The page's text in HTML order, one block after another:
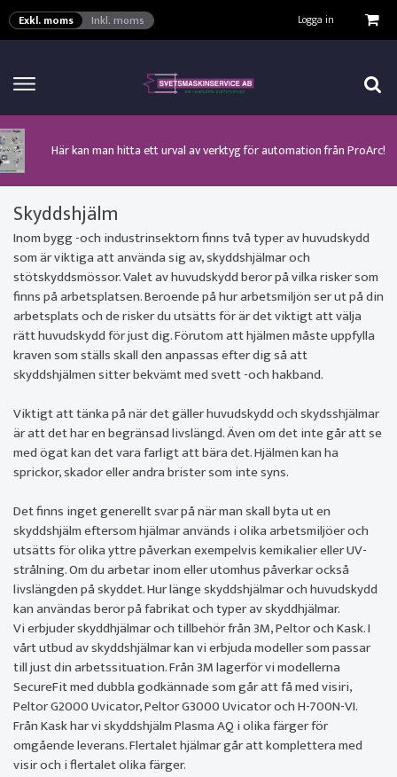
Exkl. moms Inkl. moms Logga in
Klicka här för att se alla våra nuvarande kampanjer!
Här kan man hitta ett urval av verktyg för automation från ProArc!
Nyhet! Lägesställare, rullbockar och längdsvets från ProArc!
Nyhet! Tig-svets från Esab, Rogue ET 230iP AC/DC!
Nyhet! Tig-svets Minarc T 223 AC/DC från Kemppi!
Nyhet! Nya PAPR-enheten från ESAB EPR-X1.1!
Nyhet! MinarcMig 190 Auto och MinarcMig 220 Auto från Kemppi!
Skyddshjälm
Inom bygg -och industrinsektorn finns två typer av huvudskydd
som är viktiga att använda sig av, skyddshjälmar och
stötskyddsmössor. Valet av huvudskydd beror på vilka risker som
finns på arbetsplatsen. Beroende på hur arbetsmiljön ser ut på din
arbetsplats och de risker du utsätts för är det viktigt att välja
rätt huvudskydd för just dig. Förutom att hjälmen måste uppfylla
kraven som ställs skall den anpassas efter dig så att
skyddshjälmen sitter bekvämt med svett -och hakband.
Viktigt att tänka på när det gäller huvudskydd och skydsshjälmar
är att det har en begränsad livslängd. Även om det inte går att se
med ögat kan det vara farligt att bära det. Hjälmen kan ha
sprickor, skador eller andra brister som inte syns.
Det finns inget generellt svar på när man skall byta ut en
skyddshjälm eftersom hjälmar används i olika arbetsmiljöer och
utsätts för olika yttre påverkan exempelvis kemikalier eller UV-
strålning. Om du arbetar inom eller utomhus påverkar också
livslängden på skyddet. Hur länge skyddshjälmar och huvudskydd
kan användas beror på fabrikat och typer av skyddhjälmar.
Vi erbjuder skyddhjälmar och tillbehör från 3M, Peltor och Kask. I
vårt utbud av skyddshjälmar kan vi erbjuda modeller som passar
till just din arbetssituation. Från 3M lagerför vi modellerna
SecureFit med dubbla godkännade som går att få med visiri,
Peltor G2000 Uvicator, Peltor G3000 Uvicator och H-700N-VI.
Från Kask har vi skyddshjälm Plasma AQ i olika färger för
omgående leverans. Flertalet hjälmar går att komplettera med
visir och i flertalet olika färger.
VISA VARUKORGEN TILL KASSAN